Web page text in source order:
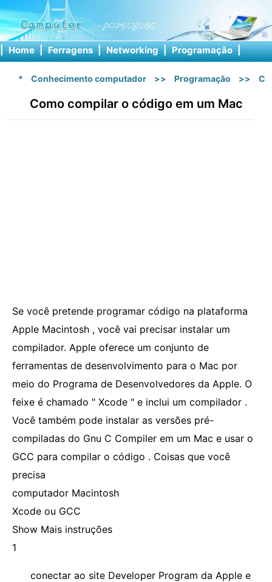
| Home | Ferragens | Networking | Programação |
* Conhecimento computador >> Programação >> C
Como compilar o código em um Mac
Se você pretende programar código na plataforma
Apple Macintosh , você vai precisar instalar um
compilador. Apple oferece um conjunto de
ferramentas de desenvolvimento para o Mac por
meio do Programa de Desenvolvedores da Apple. O
feixe é chamado " Xcode " e inclui um compilador .
Você também pode instalar as versões pré-
compiladas do Gnu C Compiler em um Mac e usar o
GCC para compilar o código . Coisas que você
precisa
computador Macintosh
Xcode ou GCC
Show Mais instruções
1
conectar ao site Developer Program da Apple e